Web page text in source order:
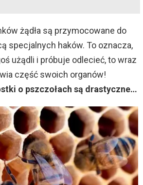
żądła są przymocowane do
specjalnych haków. To oznacza,
użądli i próbuje odlecieć, to wraz
część swoich organów!
o pszczołach są drastyczne…